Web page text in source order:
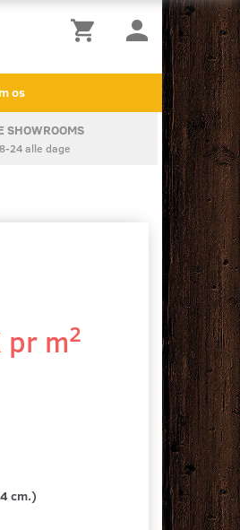
os
SHOWROOMS
24 alle dage
pr m2
cm.)